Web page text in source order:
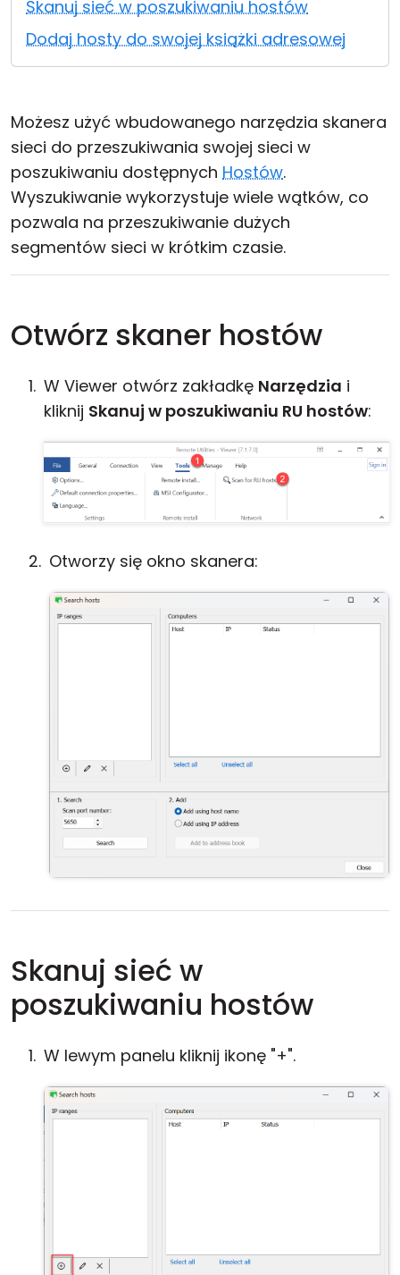
Skanuj sieć w poszukiwaniu hostów
Dodaj hosty do swojej książki adresowej
Możesz użyć wbudowanego narzędzia skanera
sieci do przeszukiwania swojej sieci w
poszukiwaniu dostępnych Hostów.
Wyszukiwanie wykorzystuje wiele wątków, co
pozwala na przeszukiwanie dużych
segmentów sieci w krótkim czasie.
Otwórz skaner hostów
W Viewer otwórz zakładkę Narzędzia i
kliknij Skanuj w poszukiwaniu RU hostów:
Otworzy się okno skanera:
Skanuj sieć w
poszukiwaniu hostów
W lewym panelu kliknij ikonę "+".
Chmura i lokalnie